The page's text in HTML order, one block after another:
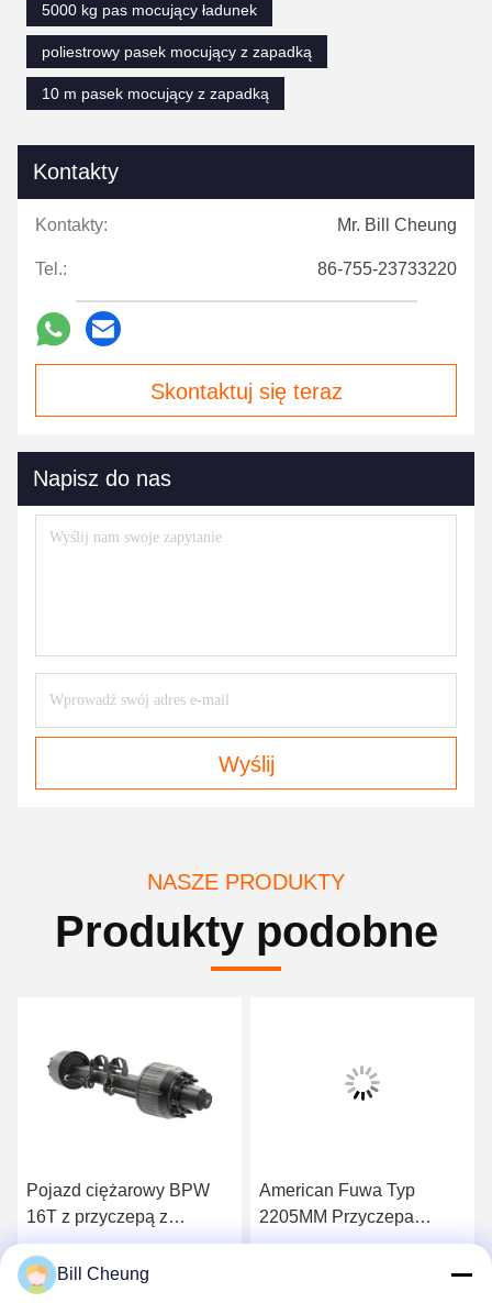
5000 kg pas mocujący ładunek
poliestrowy pasek mocujący z zapadką
10 m pasek mocujący z zapadką
Kontakty
Kontakty: Mr. Bill Cheung
Tel.: 86-755-23733220
Skontaktuj się teraz
Napisz do nas
Wyślij
NASZE PRODUKTY
Produkty podobne
Pojazd ciężarowy BPW
16T z przyczepą z
kwadratowym wiązką
części zamiennej
zawieszenie powietrzne
Uzyskaj najlepszą cenę
American Fuwa Typ
2205MM Przyczepa
części zamiennej
Uzyskaj najlepszą cenę
Bill Cheung